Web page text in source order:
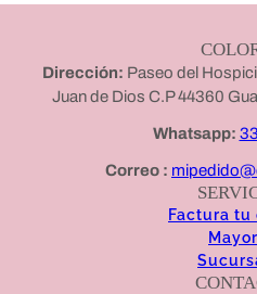
Dirección: Paseo del
Juan de Dios C.P 44360
Whatsapp:
Correo :
Factura tu